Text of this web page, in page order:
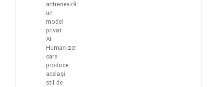
antrenează
un
model
privat
AI
Humanizer
care
produce
același
stil de